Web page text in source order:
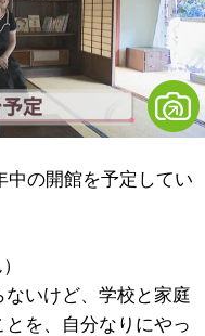
の開館を予定してい
ないけど、学校と家庭
を、自分なりにやっ